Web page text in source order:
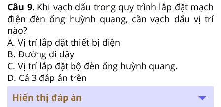
Câu 9. Khi vạch dấu trong quy trình lắp đặt mạch
điện đèn ống huỳnh quang, cần vạch dấu vị trí
nào?
A. Vị trí lắp đặt thiết bị điện
B. Đường đi dây
C. Vị trí lắp đặt bộ đèn ống huỳnh quang.
D. Cả 3 đáp án trên
Hiển thị đáp án